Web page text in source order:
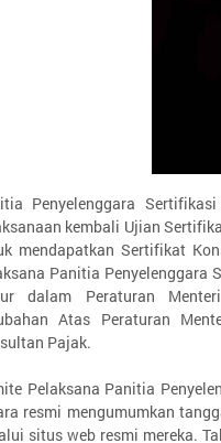
Penyelenggara
kembali Ujian
mendapatkan Sertifikat
Panitia Penyelenggara
dalam Peraturan
Atas Peraturan
Pajak.
Pelaksana Panitia
resmi mengumumkan
situs web resmi mereka.